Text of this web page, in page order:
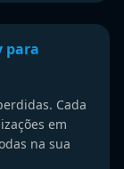
para
Cada
em
na sua